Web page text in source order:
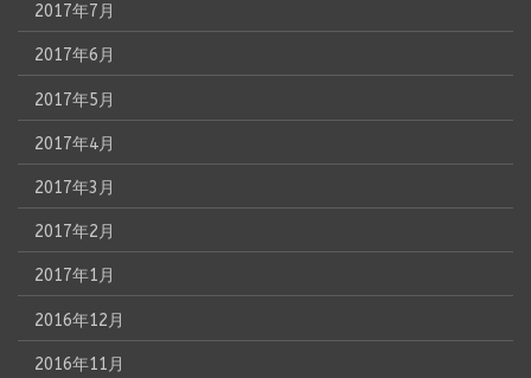
2017年7月
2017年6月
2017年5月
2017年4月
2017年3月
2017年2月
2017年1月
2016年12月
2016年11月